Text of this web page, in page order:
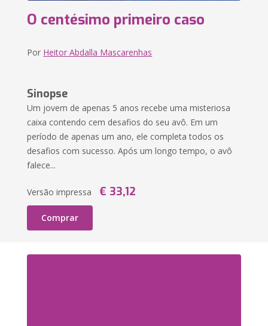
O centésimo primeiro caso
Por Heitor Abdalla Mascarenhas
Sinopse
Um jovem de apenas 5 anos recebe uma misteriosa
caixa contendo cem desafios do seu avô. Em um
período de apenas um ano, ele completa todos os
desafios com sucesso. Após um longo tempo, o avô
falece...
Versão impressa € 33,12
Comprar